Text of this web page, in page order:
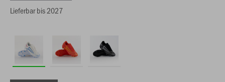
Lieferbar bis 2027